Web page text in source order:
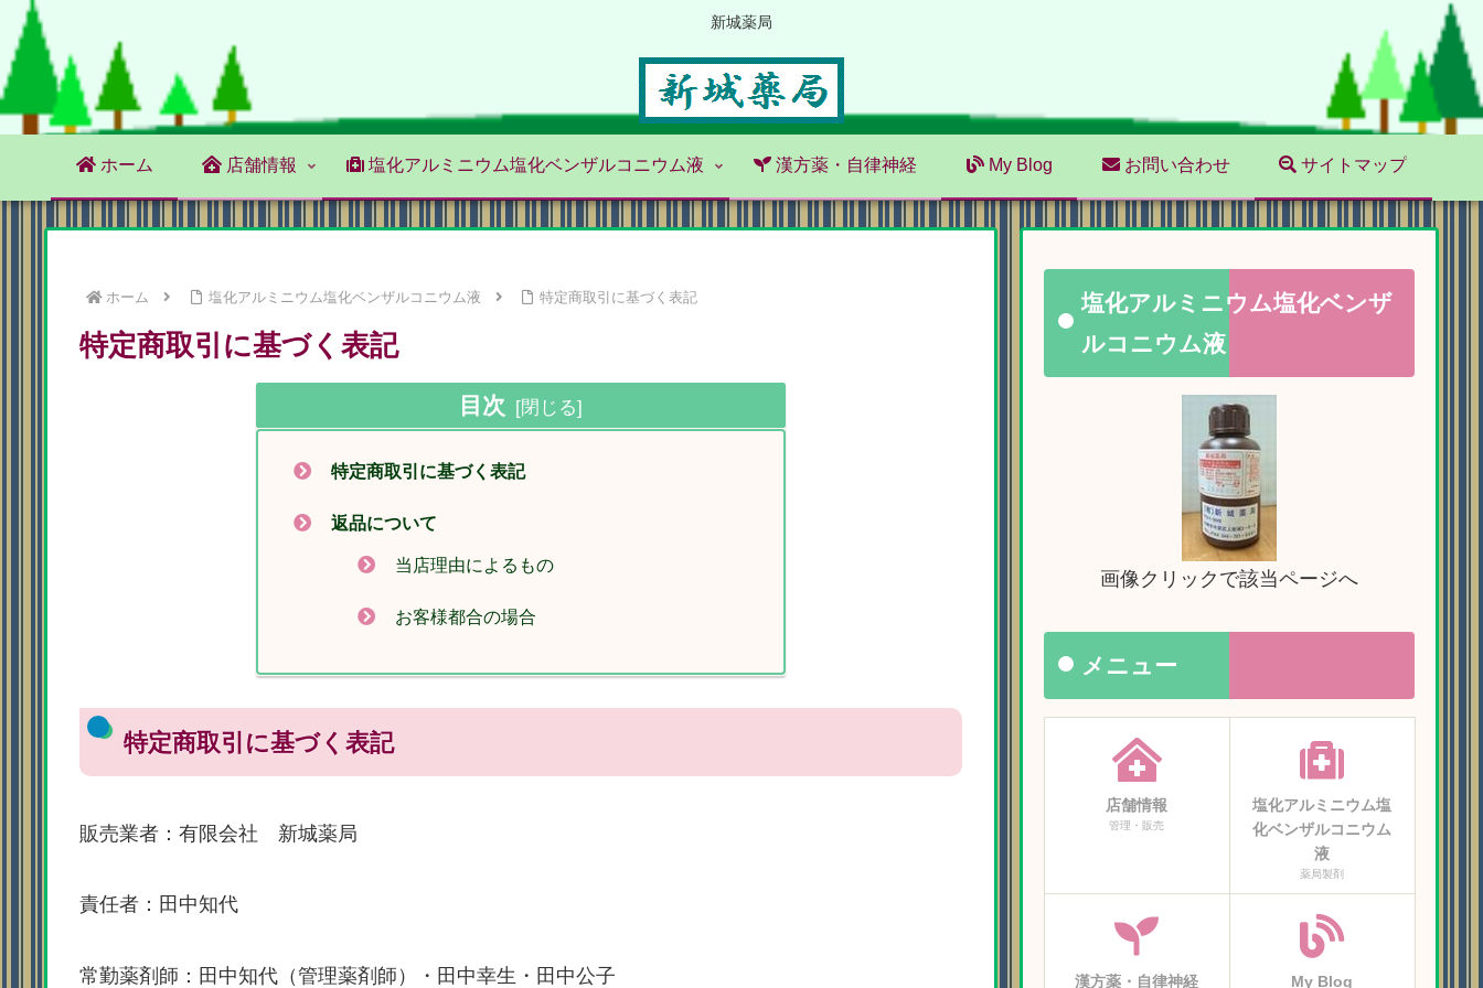
新城薬局
ホーム 店舗情報 塩化アルミニウム塩化ベンザルコニウム液 漢方薬・自律神経 My Blog お問い合わせ サイトマップ
ホーム 塩化アルミニウム塩化ベンザルコニウム液 特定商取引に基づく表記
特定商取引に基づく表記
目次
特定商取引に基づく表記
返品について
当店理由によるもの
お客様都合の場合
特定商取引に基づく表記
販売業者：有限会社 新城薬局
責任者：田中知代
常勤薬剤師：田中知代（管理薬剤師）・田中幸生・田中公子
塩化アルミニウム塩化ベンザ
ルコニウム液
画像クリックで該当ページへ
メニュー
店舗情報
管理・販売
塩化アルミニウム塩
化ベンザルコニウム
液
薬局製剤
漢方薬・自律神経 My Blog